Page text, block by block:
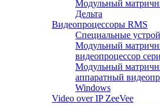
Модульный
Дельта
Видеопроцессоры RMS
Специальные
Модульный
видеопроцессор
Модульный
аппаратный
Windows
Video over IP ZeeVee